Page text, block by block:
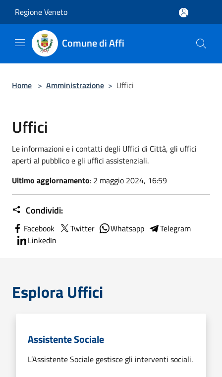
Regione Veneto
Comune di Affi
Home > Amministrazione > Uffici
Uffici
Le informazioni e i contatti degli Uffici di Città, gli uffici
aperti al pubblico e gli uffici assistenziali.
Ultimo aggiornamento: 2 maggio 2024, 16:59
Condividi:
Facebook Twitter Whatsapp
Telegram
LinkedIn
Esplora Uffici
Assistente Sociale
L’Assistente Sociale gestisce gli interventi sociali.